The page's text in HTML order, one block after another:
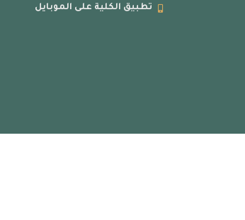
تطبيق الكلية على الموبايل